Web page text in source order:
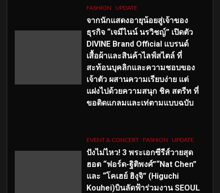
FASHION UPDATE
จากนักแสดงอายุน้อยสู่เจ้าของ
ธุรกิจ “เจมีไนน์ นรวิชญ์” เปิดตัว
DIVINE Brand Official แบรนด์
เสื้อผ้าและสินค้าไลฟ์สไตล์ ที่
สะท้อนบุคลิกและความชอบของ
เจ้าตัว ผสานความเรียบง่าย แต่
แฝงไปด้วยความสนุก ชิค สตรีท ที่
ขอติดแกลมและเท่ตามแบบฉบับ
EVENT & CONCERT FASHION UPDATE
ปังไม่ไหว! 3 พระเอกซีรีส์วายสุด
ฮอต “ฟอร์ด-ฐิติพงศ์”“Nat Chen”
และ “โคเฮย์ ฮิงุจิ” (Higuchi
Kouhei)บินลัดฟ้าร่วมงาน SEOUL